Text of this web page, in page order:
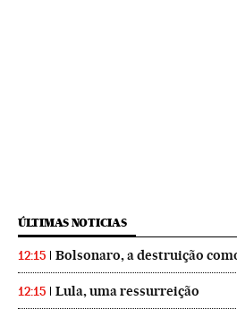
ÚLTIMAS NOTICIAS
12:15 Bolsonaro, a destruição
12:15 Lula, uma ressurreição